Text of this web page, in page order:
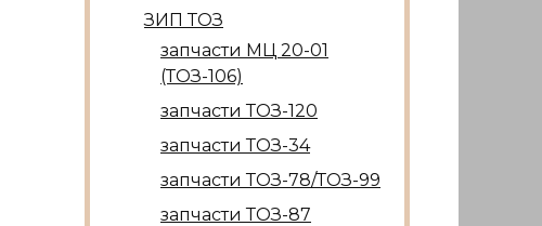
ЗИП ТОЗ
запчасти МЦ 20-01
(ТОЗ-106)
запчасти ТОЗ-120
запчасти ТОЗ-34
запчасти ТОЗ-78/ТОЗ-99
запчасти ТОЗ-87